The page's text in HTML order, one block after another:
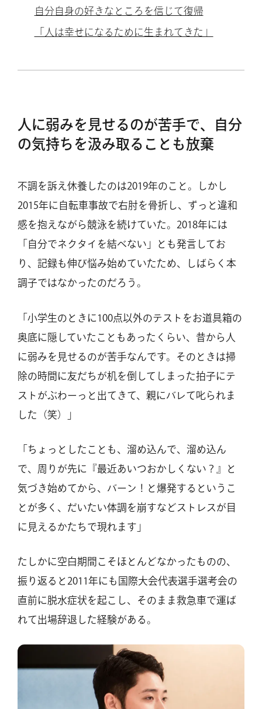
自分自身の好きなところを信じて復帰
「人は幸せになるために生まれてきた」
人に弱みを見せるのが苦手で、自分
の気持ちを汲み取ることも放棄
不調を訴え休養したのは2019年のこと。しかし
2015年に自転車事故で右肘を骨折し、ずっと違和
感を抱えながら競泳を続けていた。2018年には
「自分でネクタイを結べない」とも発言してお
り、記録も伸び悩み始めていたため、しばらく本
調子ではなかったのだろう。
「小学生のときに100点以外のテストをお道具箱の
奥底に隠していたこともあったくらい、昔から人
に弱みを見せるのが苦手なんです。そのときは掃
除の時間に友だちが机を倒してしまった拍子にテ
ストがぶわーっと出てきて、親にバレて叱られま
した（笑）」
「ちょっとしたことも、溜め込んで、溜め込ん
で、周りが先に『最近あいつおかしくない？』と
気づき始めてから、バーン！と爆発するというこ
とが多く、だいたい体調を崩すなどストレスが目
に見えるかたちで現れます」
たしかに空白期間こそほとんどなかったものの、
振り返ると2011年にも国際大会代表選手選考会の
直前に脱水症状を起こし、そのまま救急車で運ば
れて出場辞退した経験がある。